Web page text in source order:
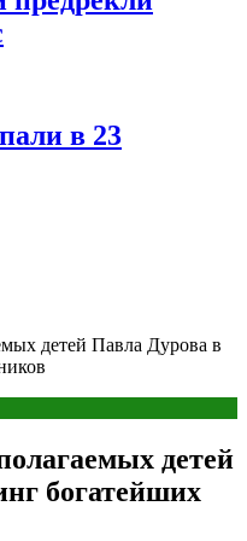
в 23
детей Павла Дурова в
детей
богатейших